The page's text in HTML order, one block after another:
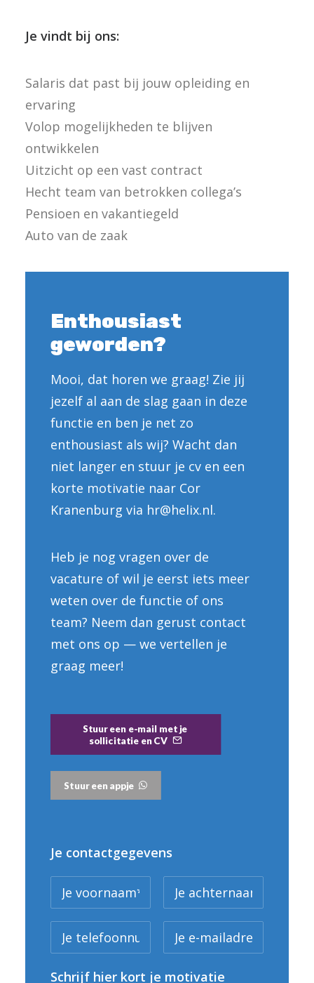
Je vindt bij ons:
Salaris dat past bij jouw opleiding en
ervaring
Volop mogelijkheden te blijven
ontwikkelen
Uitzicht op een vast contract
Hecht team van betrokken collega’s
Pensioen en vakantiegeld
Auto van de zaak
Enthousiast
geworden?
Mooi, dat horen we graag! Zie jij
jezelf al aan de slag gaan in deze
functie en ben je net zo
enthousiast als wij? Wacht dan
niet langer en stuur je cv en een
korte motivatie naar Cor
Kranenburg via hr@helix.nl.
Heb je nog vragen over de
vacature of wil je eerst iets meer
weten over de functie of ons
team? Neem dan gerust contact
met ons op — we vertellen je
graag meer!
Stuur een e-mail met je
sollicitatie en CV
Stuur een appje
Je contactgegevens
Schrijf hier kort je motivatie